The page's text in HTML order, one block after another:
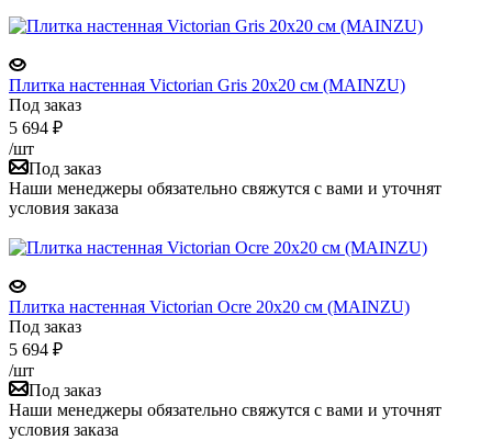
Плитка настенная Victorian Gris 20x20 см (MAINZU)
Под заказ
5 694 ₽
/шт
Под заказ
Наши менеджеры обязательно свяжутся с вами и уточнят
условия заказа
Плитка настенная Victorian Ocre 20x20 см (MAINZU)
Под заказ
5 694 ₽
/шт
Под заказ
Наши менеджеры обязательно свяжутся с вами и уточнят
условия заказа